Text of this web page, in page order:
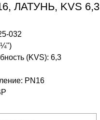
ЛАТУНЬ, KVS 6,3
032
¼")
(KVS): 6,3
: PN16